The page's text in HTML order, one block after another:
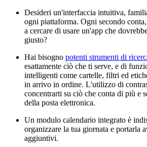
Desideri un'interfaccia intuitiva,
ogni piattaforma. Ogni secondo
a cercare di usare un'app che
giusto?
Hai bisogno potenti strumenti di
esattamente ciò che ti serve, e di
intelligenti come cartelle, filtri ed
in arrivo in ordine. L'utilizzo di
concentrarti su ciò che conta di più e
della posta elettronica.
Un modulo calendario integrato è
organizzare la tua giornata e portarla
aggiuntivi.